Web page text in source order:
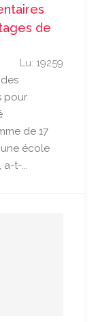
de
Lu: 19259
pour
de 17
école
t-...